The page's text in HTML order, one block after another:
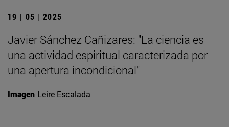
19 | 05 | 2025
Javier Sánchez Cañizares: "La ciencia es
una actividad espiritual caracterizada por
una apertura incondicional"
Imagen Leire Escalada